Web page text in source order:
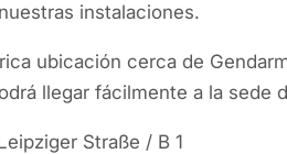
instalaciones.
ubicación cerca de
llegar fácilmente a la sede
Straße / B 1